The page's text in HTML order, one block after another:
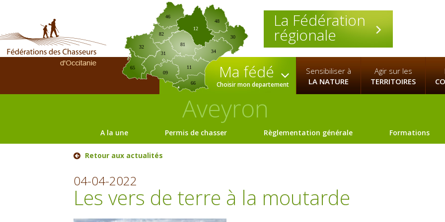
La Fédération
régionale
09
12
30
31
32
34
46
65
66
81
82
11
48
Ma fédé
Choisir mon departement
Sensibiliser à
LA NATURE
Agir sur les
TERRITOIRES
Aveyron
A la une Permis de chasser Règlementation générale Formations
Retour aux actualités
04-04-2022
Les vers de terre à la moutarde